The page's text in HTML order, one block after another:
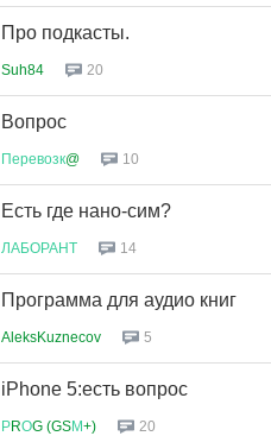
Про подкасты.
Suh84 20
Вопрос
Перевозк@ 10
Есть где нано-сим?
ЛАБОРАНТ 14
Программа для аудио книг
AleksKuznecov 5
iPhone 5:есть вопрос
РRОG (GSМ+) 20